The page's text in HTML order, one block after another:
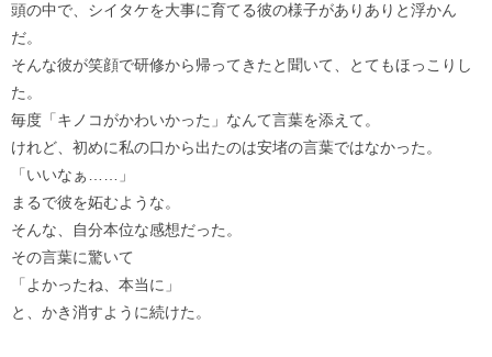
頭の中で、シイタケを大事に育てる彼の様子がありありと浮かん
だ。
そんな彼が笑顔で研修から帰ってきたと聞いて、とてもほっこりし
た。
毎度「キノコがかわいかった」なんて言葉を添えて。
けれど、初めに私の口から出たのは安堵の言葉ではなかった。
「いいなぁ……」
まるで彼を妬むような。
そんな、自分本位な感想だった。
その言葉に驚いて
「よかったね、本当に」
と、かき消すように続けた。